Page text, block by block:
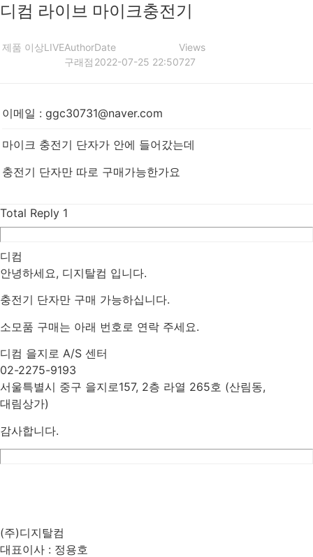
디컴 라이브 마이크충전기
제품 이상LIVEAuthor
구래점
Date
2022-07-25 22:50
Views
727
이메일 : ggc30731@naver.com
마이크 충전기 단자가 안에 들어갔는데
충전기 단자만 따로 구매가능한가요
Total Reply 1
디컴
안녕하세요, 디지탈컴 입니다.
충전기 단자만 구매 가능하십니다.
소모품 구매는 아래 번호로 연락 주세요.
디컴 을지로 A/S 센터
02-2275-9193
서울특별시 중구 을지로157, 2층 라열 265호 (산림동,
대림상가)
감사합니다.
(주)디지탈컴
대표이사 : 정용호